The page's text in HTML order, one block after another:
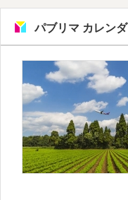
パブリマ カレン